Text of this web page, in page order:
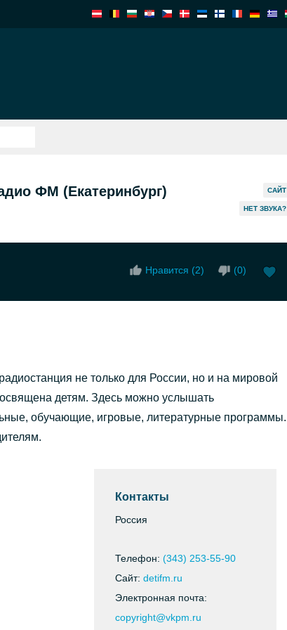
ФМ (Екатеринбург) САЙТ
HЕТ ЗВУКА?
Нравится (2) (0)
не только для России, но и на мировой
детям. Здесь можно услышать
обучающие, игровые, литературные программы.
Контакты
Россия
Телефон: (343) 253-55-90
Сайт: detifm.ru
Электронная почта:
copyright@vkpm.ru